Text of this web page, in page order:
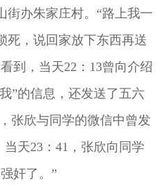
街办朱家庄村。“路上我一
死，说回家放下东西再送
到，当天22：13曾向介绍
”的信息，还发送了五六
张欣与同学的微信中曾发
当天23：41，张欣向同学
奸了。”